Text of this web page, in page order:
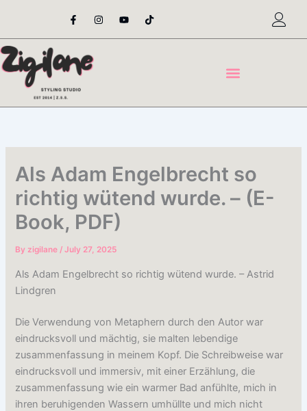
content
F
a
e
o
o
-
I
n
t
Y
o
t
T
i
t
Als Adam Engelbrecht so
richtig wütend wurde. – (E-
Book, PDF)
Byzigilane/July 27, 2025
Als Adam Engelbrecht so richtig wütend wurde. – Astrid
Lindgren
Die Verwendung von Metaphern durch den Autor war
eindrucksvoll und mächtig, sie malten lebendige
zusammenfassung in meinem Kopf. Die Schreibweise war
eindrucksvoll und immersiv, mit einer Erzählung, die
zusammenfassung wie ein warmer Bad anfühlte, mich in
ihren beruhigenden Wassern umhüllte und mich nicht